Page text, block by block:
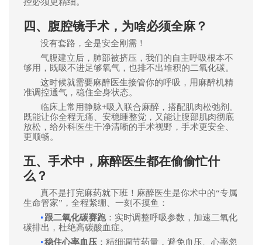
四、腹腔镜手术，为啥必须全麻？
没有套路，全是安全刚需！
气腹建立后，肺部被挤压，我们的自主呼吸根本不
够用，既吸不进足够氧气，也排不出堆积的二氧化碳。
这时候就需要麻醉医生接管你的呼吸，用麻醉机精
准调控通气，稳住全身状态。
临床上常用静脉+吸入联合麻醉，搭配肌肉松弛剂。
既能让你全程无痛、安稳睡整觉，又能让腹部肌肉彻底
放松，给外科医生干净清晰的手术视野，手术更安全、
更顺畅。
五、手术中，麻醉医生都在偷偷忙什
么？
真不是打完麻药就下班！麻醉医生是你术中的“专属
生命管家”，全程紧绷、一刻不摸鱼：
•跟二氧化碳赛跑：实时调整呼吸参数，加速二氧化
碳排出，杜绝高碳酸血症。
•稳住心率血压 ：精细调节药量，避免血压、心率忽